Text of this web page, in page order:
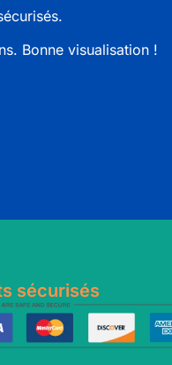
Bonne visualisation !
sécurisés